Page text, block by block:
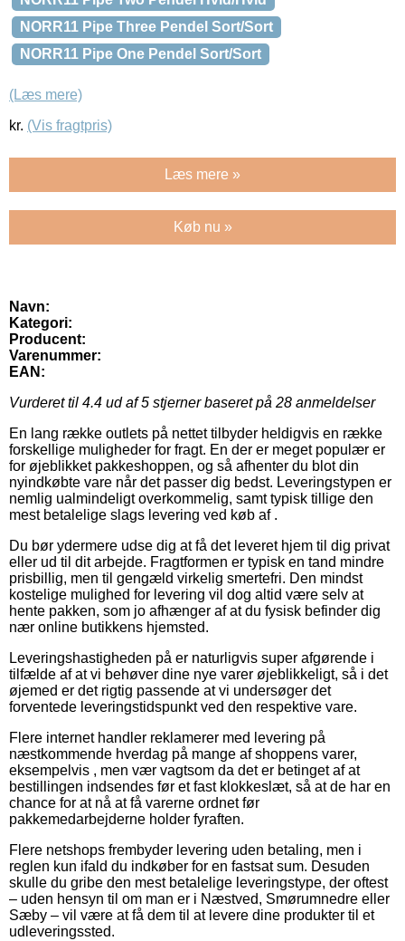
NORR11 Pipe Three Pendel Sort/Sort
NORR11 Pipe One Pendel Sort/Sort
(Læs mere)
kr. (Vis fragtpris)
Læs mere »
Køb nu »
Navn:
Kategori:
Producent:
Varenummer:
EAN:
Vurderet til 4.4 ud af 5 stjerner baseret på 28 anmeldelser
En lang række outlets på nettet tilbyder heldigvis en række
forskellige muligheder for fragt. En der er meget populær er
for øjeblikket pakkeshoppen, og så afhenter du blot din
nyindkøbte vare når det passer dig bedst. Leveringstypen er
nemlig ualmindeligt overkommelig, samt typisk tillige den
mest betalelige slags levering ved køb af .
Du bør ydermere udse dig at få det leveret hjem til dig privat
eller ud til dit arbejde. Fragtformen er typisk en tand mindre
prisbillig, men til gengæld virkelig smertefri. Den mindst
kostelige mulighed for levering vil dog altid være selv at
hente pakken, som jo afhænger af at du fysisk befinder dig
nær online butikkens hjemsted.
Leveringshastigheden på er naturligvis super afgørende i
tilfælde af at vi behøver dine nye varer øjeblikkeligt, så i det
øjemed er det rigtig passende at vi undersøger det
forventede leveringstidspunkt ved den respektive vare.
Flere internet handler reklamerer med levering på
næstkommende hverdag på mange af shoppens varer,
eksempelvis , men vær vagtsom da det er betinget af at
bestillingen indsendes før et fast klokkeslæt, så at de har en
chance for at nå at få varerne ordnet før
pakkemedarbejderne holder fyraften.
Flere netshops frembyder levering uden betaling, men i
reglen kun ifald du indkøber for en fastsat sum. Desuden
skulle du gribe den mest betalelige leveringstype, der oftest
– uden hensyn til om man er i Næstved, Smørumnedre eller
Sæby – vil være at få dem til at levere dine produkter til et
udleveringssted.